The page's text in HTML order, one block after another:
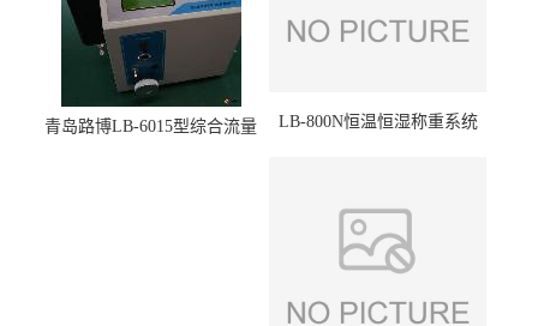
青岛路博LB-6015型综合流量
LB-800N恒温恒湿称重系统